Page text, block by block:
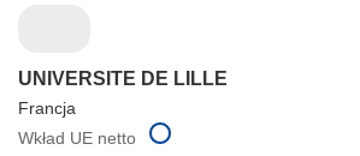
UNIVERSITE DE LILLE
Francja
Wkład UE netto